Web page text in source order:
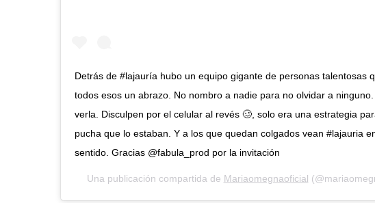
Detrás de #lajauría hubo un equipo gigante de personas talentosas
todos esos un abrazo. No nombro a nadie para no olvidar a
verla. Disculpen por el celular al revés 🥴, solo era una estrategia
pucha que lo estaban. Y a los que quedan colgados vean #lajauria
sentido. Gracias @fabula_prod por la invitación
Una publicación compartida de Mariaomegnaoficial